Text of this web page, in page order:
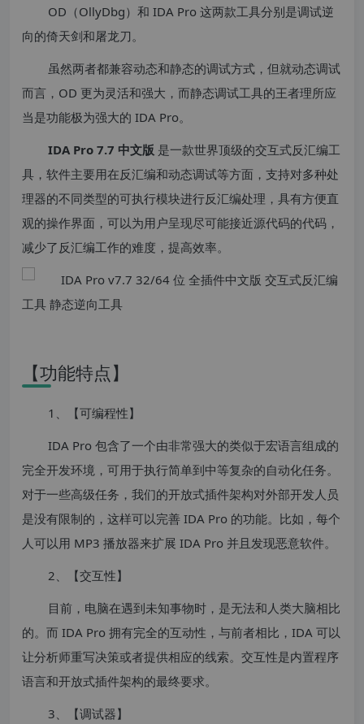
OD（OllyDbg）和 IDA Pro 这两款工具分别是调试逆
向的倚天剑和屠龙刀。
虽然两者都兼容动态和静态的调试方式，但就动态调试
而言，OD 更为灵活和强大，而静态调试工具的王者理所应
当是功能极为强大的 IDA Pro。
IDA Pro 7.7 中文版 是一款世界顶级的交互式反汇编工
具，软件主要用在反汇编和动态调试等方面，支持对多种处
理器的不同类型的可执行模块进行反汇编处理，具有方便直
观的操作界面，可以为用户呈现尽可能接近源代码的代码，
减少了反汇编工作的难度，提高效率。
【功能特点】
1、【可编程性】
IDA Pro 包含了一个由非常强大的类似于宏语言组成的
完全开发环境，可用于执行简单到中等复杂的自动化任务。
对于一些高级任务，我们的开放式插件架构对外部开发人员
是没有限制的，这样可以完善 IDA Pro 的功能。比如，每个
人可以用 MP3 播放器来扩展 IDA Pro 并且发现恶意软件。
2、【交互性】
目前，电脑在遇到未知事物时，是无法和人类大脑相比
的。而 IDA Pro 拥有完全的互动性，与前者相比，IDA 可以
让分析师重写决策或者提供相应的线索。交互性是内置程序
语言和开放式插件架构的最终要求。
3、【调试器】